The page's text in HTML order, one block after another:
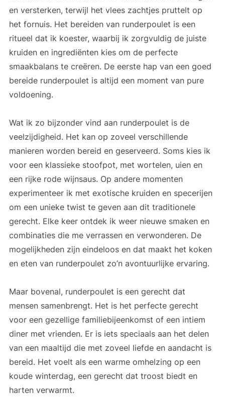
en versterken, terwijl het vlees zachtjes pruttelt op
het fornuis. Het bereiden van runderpoulet is een
ritueel dat ik koester, waarbij ik zorgvuldig de juiste
kruiden en ingrediënten kies om de perfecte
smaakbalans te creëren. De eerste hap van een goed
bereide runderpoulet is altijd een moment van pure
voldoening.
Wat ik zo bijzonder vind aan runderpoulet is de
veelzijdigheid. Het kan op zoveel verschillende
manieren worden bereid en geserveerd. Soms kies ik
voor een klassieke stoofpot, met wortelen, uien en
een rijke rode wijnsaus. Op andere momenten
experimenteer ik met exotische kruiden en specerijen
om een unieke twist te geven aan dit traditionele
gerecht. Elke keer ontdek ik weer nieuwe smaken en
combinaties die me verrassen en verwonderen. De
mogelijkheden zijn eindeloos en dat maakt het koken
en eten van runderpoulet zo’n avontuurlijke ervaring.
Maar bovenal, runderpoulet is een gerecht dat
mensen samenbrengt. Het is het perfecte gerecht
voor een gezellige familiebijeenkomst of een intiem
diner met vrienden. Er is iets speciaals aan het delen
van een maaltijd die met zoveel liefde en aandacht is
bereid. Het voelt als een warme omhelzing op een
koude winterdag, een gerecht dat troost biedt en
harten verwarmt.